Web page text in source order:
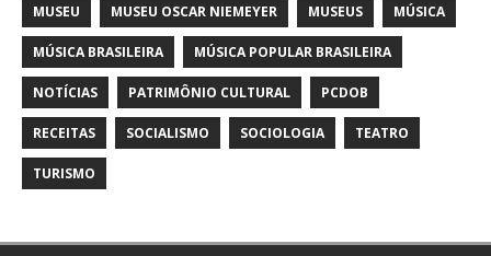
MUSEU MUSEU OSCAR NIEMEYER MUSEUS MÚSICA
MÚSICA BRASILEIRA MÚSICA POPULAR BRASILEIRA
NOTÍCIAS PATRIMÔNIO CULTURAL PCDOB
RECEITAS SOCIALISMO SOCIOLOGIA TEATRO
TURISMO